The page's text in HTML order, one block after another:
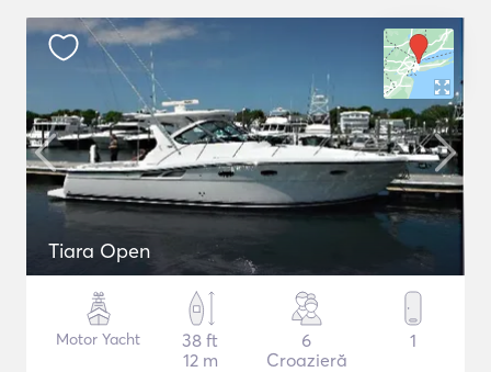
Tiara Open
Motor Yacht
38 ft
12 m
6
Croazieră
1